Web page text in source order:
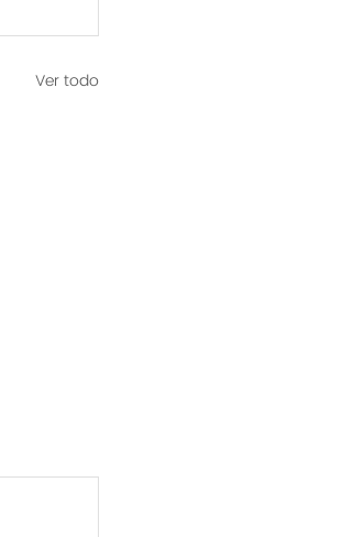
Ver todo